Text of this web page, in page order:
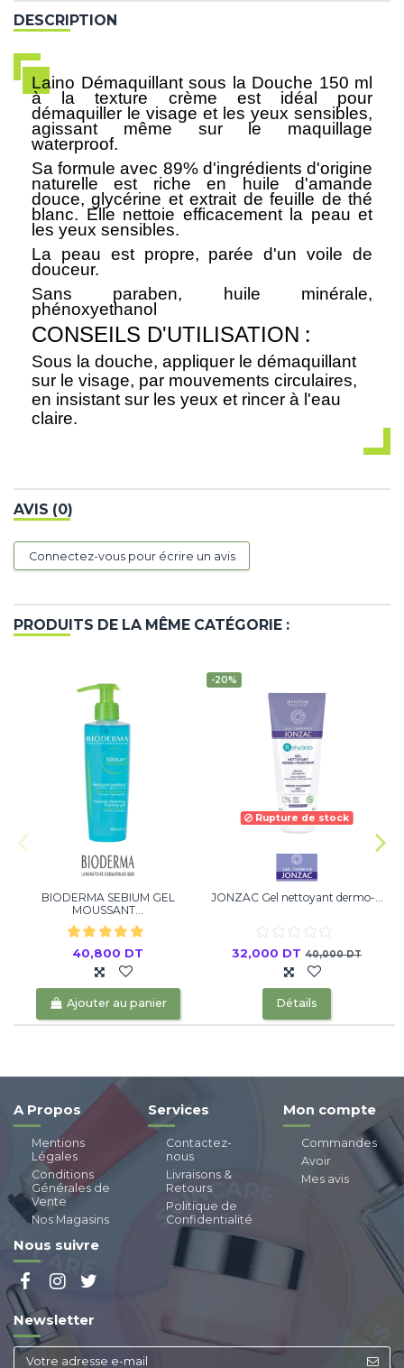
DESCRIPTION
Laino Démaquillant sous la Douche 150 ml
à la texture crème est idéal pour
démaquiller le visage et les yeux sensibles,
agissant même sur le maquillage
waterproof.
Sa formule avec 89% d'ingrédients d'origine
naturelle est riche en huile d'amande
douce, glycérine et extrait de feuille de thé
blanc. Elle nettoie efficacement la peau et
les yeux sensibles.
La peau est propre, parée d'un voile de
douceur.
Sans paraben, huile minérale,
phénoxyethanol
CONSEILS D'UTILISATION :
Sous la douche, appliquer le démaquillant
sur le visage, par mouvements circulaires,
en insistant sur les yeux et rincer à l'eau
claire.
AVIS (0)
Connectez-vous pour écrire un avis
PRODUITS DE LA MÊME CATÉGORIE :
BIODERMA SEBIUM GEL
MOUSSANT...
40,800 DT
Ajouter au panier
-20%
Rupture de stock
JONZAC Gel nettoyant dermo-...
32,000 DT40,000 DT
Détails
A Propos
Mentions
Légales
Conditions
Générales de
Vente
Nos Magasins
Services
Contactez-
nous
Livraisons &
Retours
Politique de
Confidentialité
Mon compte
Commandes
Avoir
Mes avis
Nous suivre
Newsletter